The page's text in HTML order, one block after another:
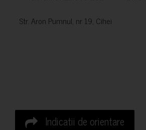
Str. Aron Pumnul, nr 19, Cihei
Indicatii de orientare